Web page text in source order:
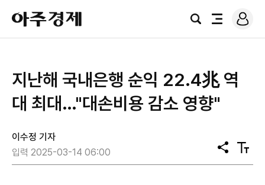
아
주
경
검
전
로
그
지난해 국내은행 순익 22.4兆 역
대 최대…"대손비용 감소 영향"
이수정 기자
입력 2025-03-14 06:00
공
유
텍
스